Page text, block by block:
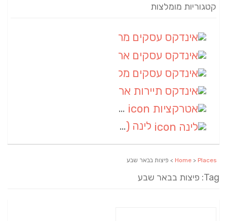
קטגוריות מומלצות
אטרקציות
לינה (1)
Home > Places > פיצות בבאר שבע
Tag: פיצות בבאר שבע